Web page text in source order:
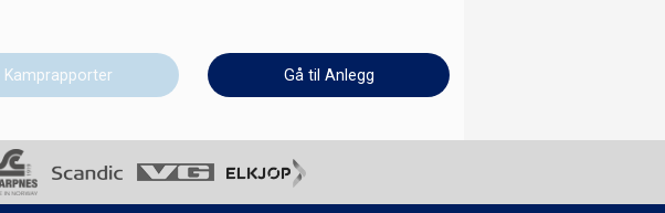
Kamprapporter Gå til Anlegg